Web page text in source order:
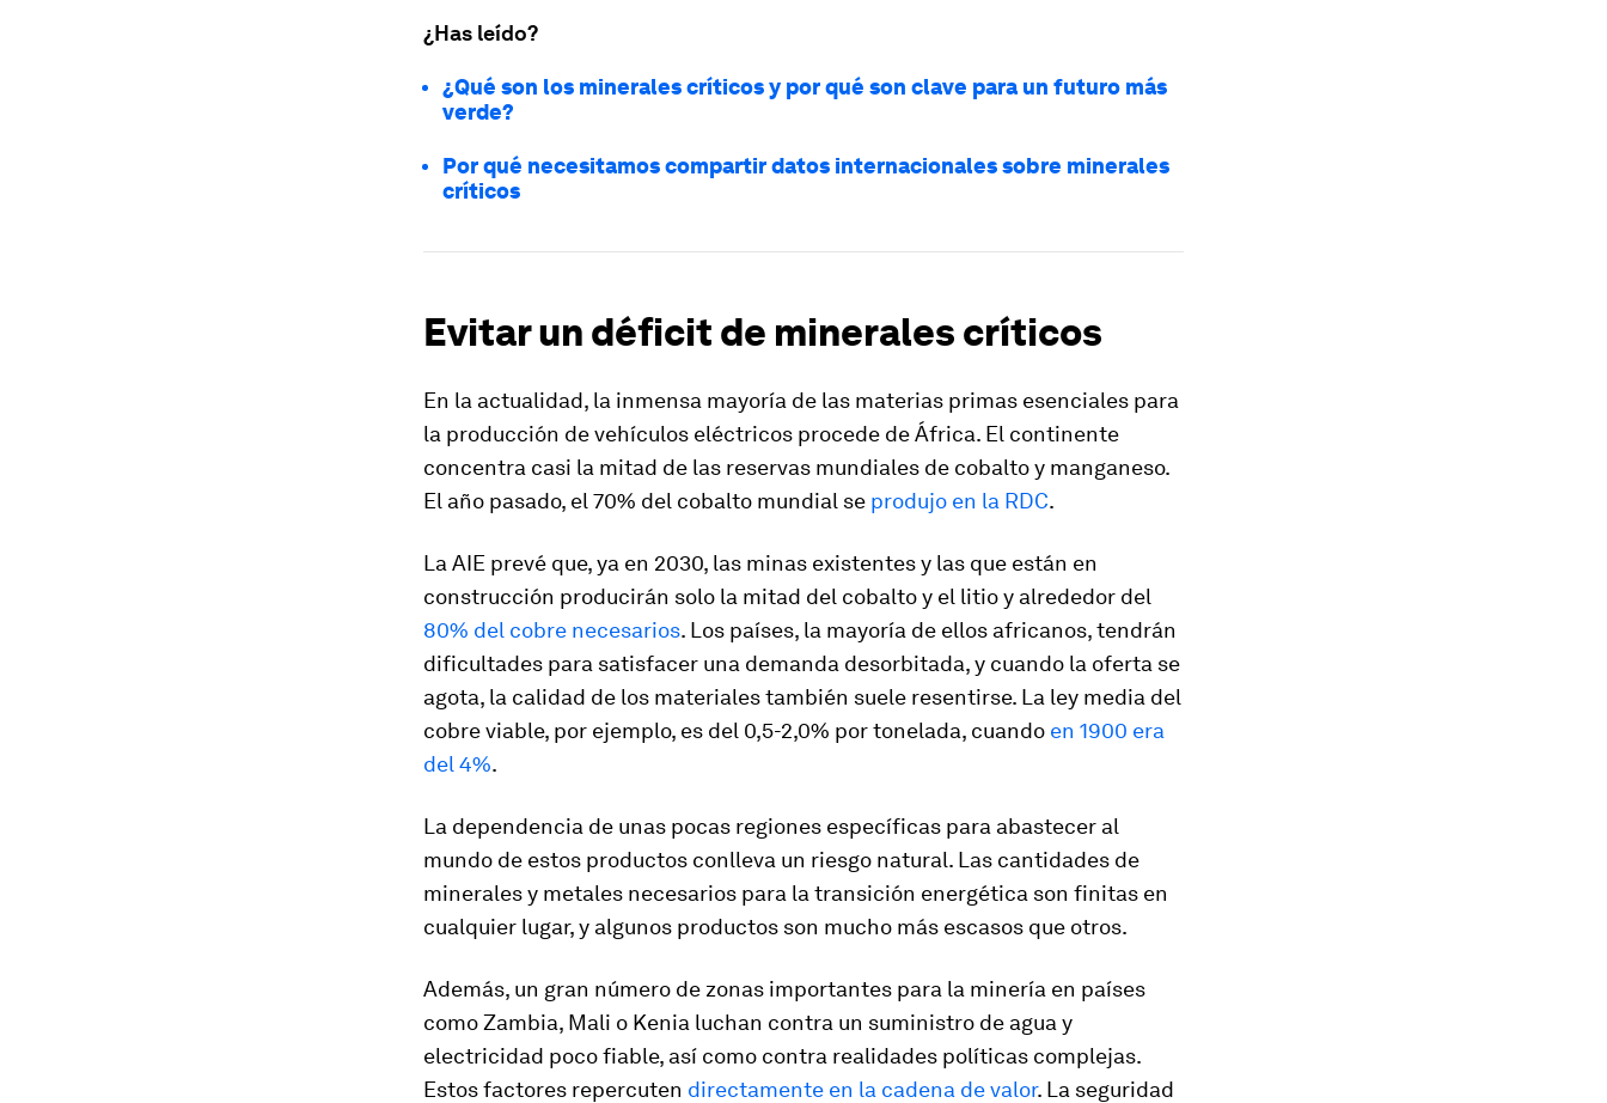
¿Has leído?
¿Qué son los minerales críticos y por qué son clave para un futuro más
verde?
Por qué necesitamos compartir datos internacionales sobre minerales
críticos
Evitar un déficit de minerales críticos
En la actualidad, la inmensa mayoría de las materias primas esenciales para
la producción de vehículos eléctricos procede de África. El continente
concentra casi la mitad de las reservas mundiales de cobalto y manganeso.
El año pasado, el 70% del cobalto mundial se produjo en la RDC.
La AIE prevé que, ya en 2030, las minas existentes y las que están en
construcción producirán solo la mitad del cobalto y el litio y alrededor del
80% del cobre necesarios. Los países, la mayoría de ellos africanos, tendrán
dificultades para satisfacer una demanda desorbitada, y cuando la oferta se
agota, la calidad de los materiales también suele resentirse. La ley media del
cobre viable, por ejemplo, es del 0,5-2,0% por tonelada, cuando en 1900 era
del 4%.
La dependencia de unas pocas regiones específicas para abastecer al
mundo de estos productos conlleva un riesgo natural. Las cantidades de
minerales y metales necesarios para la transición energética son finitas en
cualquier lugar, y algunos productos son mucho más escasos que otros.
Además, un gran número de zonas importantes para la minería en países
como Zambia, Mali o Kenia luchan contra un suministro de agua y
electricidad poco fiable, así como contra realidades políticas complejas.
Estos factores repercuten directamente en la cadena de valor. La seguridad